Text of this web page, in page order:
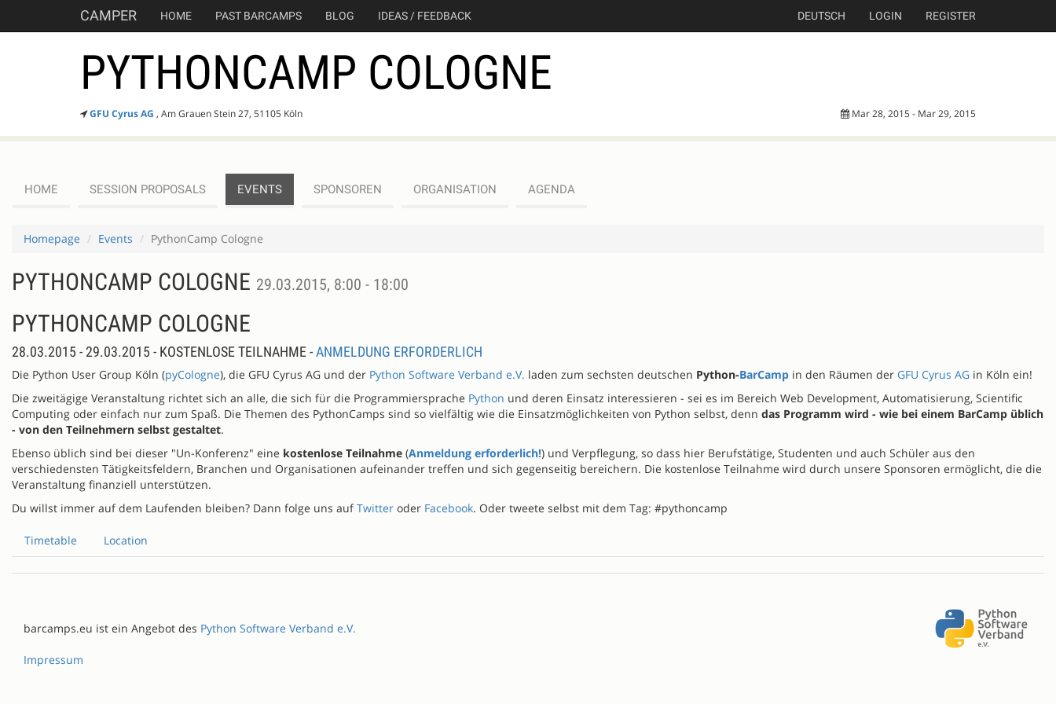
CAMPER HOME PAST BARCAMPS BLOG IDEAS / FEEDBACK DEUTSCH LOGIN REGISTER
PYTHONCAMP COLOGNE
GFU Cyrus AG , Am Grauen Stein 27, 51105 Köln Mar 28, 2015 - Mar 29, 2015
HOME SESSION PROPOSALS EVENTS SPONSOREN ORGANISATION AGENDA
Homepage Events PythonCamp Cologne
PYTHONCAMP COLOGNE 29.03.2015, 8:00 - 18:00
PYTHONCAMP COLOGNE
28.03.2015 - 29.03.2015 - KOSTENLOSE TEILNAHME -ANMELDUNG ERFORDERLICH
Die Python User Group Köln (pyCologne), die GFU Cyrus AG und der Python Software Verband e.V. laden zum sechsten deutschen Python-BarCamp in den Räumen der GFU Cyrus AG in Köln ein!
Die zweitägige Veranstaltung richtet sich an alle, die sich für die Programmiersprache Python und deren Einsatz interessieren - sei es im Bereich Web Development, Automatisierung, Scientific
Computing oder einfach nur zum Spaß. Die Themen des PythonCamps sind so vielfältig wie die Einsatzmöglichkeiten von Python selbst, denn das Programm wird - wie bei einem BarCamp üblich
- von den Teilnehmern selbst gestaltet.
Ebenso üblich sind bei dieser "Un-Konferenz" eine kostenlose Teilnahme (Anmeldung erforderlich!) und Verpflegung, so dass hier Berufstätige, Studenten und auch Schüler aus den
verschiedensten Tätigkeitsfeldern, Branchen und Organisationen aufeinander treffen und sich gegenseitig bereichern. Die kostenlose Teilnahme wird durch unsere Sponsoren ermöglicht, die die
Veranstaltung finanziell unterstützen.
Du willst immer auf dem Laufenden bleiben? Dann folge uns aufTwitter oder Facebook. Oder tweete selbst mit dem Tag: #pythoncamp
Timetable Location
barcamps.eu ist ein Angebot des Python Software Verband e.V.
Impressum